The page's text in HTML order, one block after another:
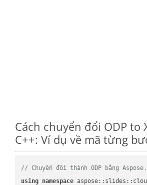
Cách chuyển đổi ODP to
C++: Ví dụ về mã từng
// Chuyển đổi thành ODP bằng
using namespace